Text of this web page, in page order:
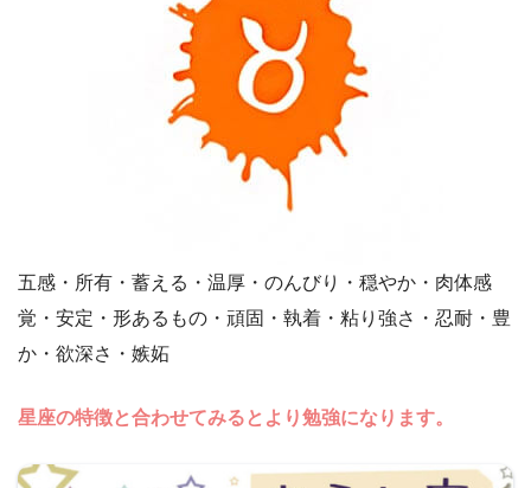
五感・所有・蓄える・温厚・のんびり・穏やか・肉体感
覚・安定・形あるもの・頑固・執着・粘り強さ・忍耐・豊
か・欲深さ・嫉妬
星座の特徴と合わせてみるとより勉強になります。